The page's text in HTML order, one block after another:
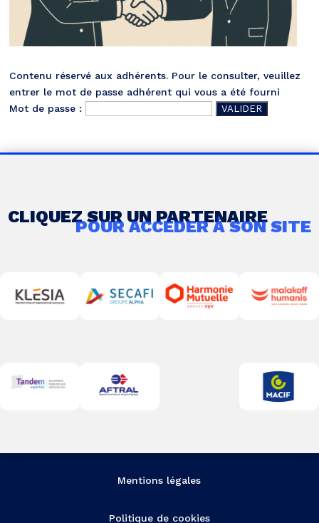
Contenu réservé aux adhérents. Pour le consulter, veuillez
entrer le mot de passe adhérent qui vous a été fourni
Mot de passe :
CLIQUEZ SUR UN PARTENAIRE
POUR ACCÉDER À SON SITE
Mentions légales
Politique de cookies